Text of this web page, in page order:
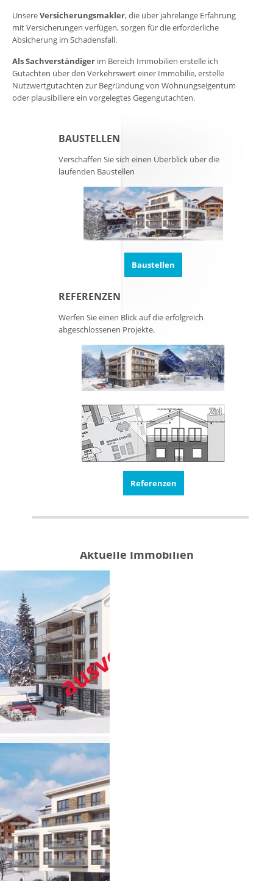
UnsereVersicherungsmakler, die über jahrelange Erfahrung
mit Versicherungen verfügen, sorgen für die erforderliche
Absicherung im Schadensfall.
Als Sachverständiger im Bereich Immobilien erstelle ich
Gutachten über den Verkehrswert einer Immobilie, erstelle
Nutzwertgutachten zur Begründung von Wohnungseigentum
oder plausibiliere ein vorgelegtes Gegengutachten.
BAUSTELLEN
Verschaffen Sie sich einen Überblick über die
laufenden Baustellen
Baustellen
REFERENZEN
Werfen Sie einen Blick auf die erfolgreich
abgeschlossenen Projekte.
Referenzen
Aktuelle Immobilien
SILVA PEAK
Galtür
18 luxuriöse
Appartements